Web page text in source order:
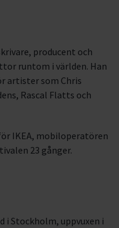
producent och
runtom i världen. Han
artister som Chris
Rascal Flatts och
IKEA, mobiloperatören
23 gånger.
i Stockholm, uppvuxen i